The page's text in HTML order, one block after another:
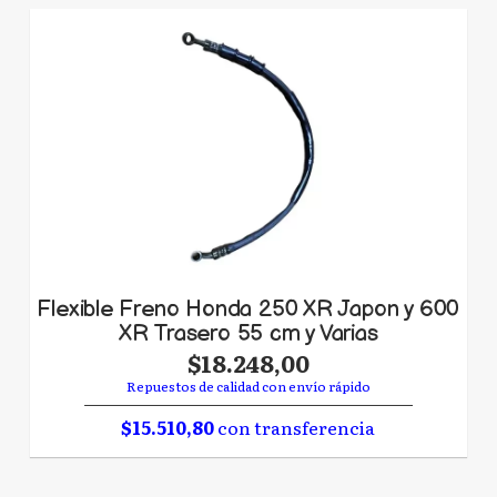
Flexible Freno Honda 250 XR Japon y 600
XR Trasero 55 cm y Varias
$18.248,00
Repuestos de calidad con envío rápido
$15.510,80con transferencia